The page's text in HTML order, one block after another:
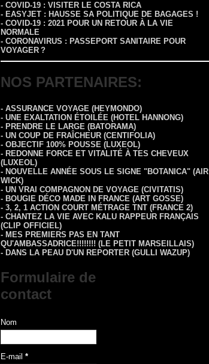
- COVID-19 : VISITER LE COSTA RICA
- EASYJET : HAUSSE SA POLITIQUE DE BAGAGES !
- COVID-19 : 2021 POUR UN RETOUR À LA VIE
NORMALE
- CORONAVIRUS : PASSEPORT SANITAIRE POUR
VOYAGER ?
NOS PARTENAIRES:
- ASSURANCE VOYAGE (HEYMONDO)
- UNE EXALTATION ÉTOILÉE (HOTEL HANNONG)
- PRENDRE LE LARGE (BATORAMA)
- UN COUP DE FRAÎCHEUR (CENTIFOLIA)
- OBJECTIF 100% POUSSE (LUXEOL)
- REDONNE FORCE ET VITALITÉ À TES CHEVEUX
(LUXEOL)
- NOUVELLE ANNÉE SOUS LE SIGNE "BOTANICA" (AIR
WICK)
- UN VRAI COMPAGNON DE VOYAGE (CIVITATIS)
- BOUGIE DÉCO MADE IN FRANCE (ART GOSSE)
- 3, 2, 1 ACTION COURT MÉTRAGE TNT (FRANCE 2)
- CHANTEZ LA VIE AVEC KALU RAPPEUR FRANÇAIS
(CLIP OFFICIEL)
- MES PREMIERS PAS EN TANT
QU'AMBASSADRICE!!!!!!!! (LE PETIT MARSEILLAIS)
- DANS LA PEAU D'UN REPORTER (GULLI WAZUP)
Formulaire de
contact
Nom
E-mail *